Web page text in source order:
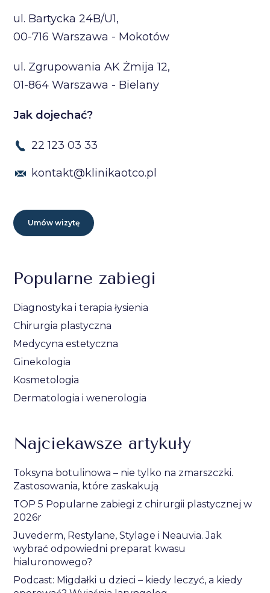
ul. Bartycka 24B/U1,
00-716 Warszawa - Mokotów
ul. Zgrupowania AK Żmija 12,
01-864 Warszawa - Bielany
Jak dojechać?
22 123 03 33
kontakt@klinikaotco.pl
Umów wizytę
Popularne zabiegi
Diagnostyka i terapia łysienia
Chirurgia plastyczna
Medycyna estetyczna
Ginekologia
Kosmetologia
Dermatologia i wenerologia
Najciekawsze artykuły
Toksyna botulinowa – nie tylko na zmarszczki.
Zastosowania, które zaskakują
TOP 5 Popularne zabiegi z chirurgii plastycznej w
2026r
Juvederm, Restylane, Stylage i Neauvia. Jak
wybrać odpowiedni preparat kwasu
hialuronowego?
Podcast: Migdałki u dzieci – kiedy leczyć, a kiedy